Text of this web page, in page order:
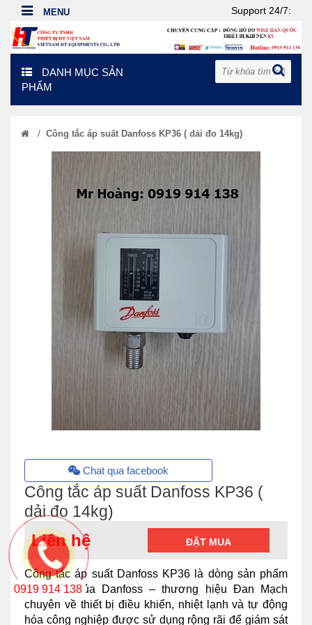
Support 24/7:
DANH MỤC SẢN
PHẨM
/ Công tắc áp suất Danfoss KP36 ( dải đo 14kg)
Chat qua facebook
Công tắc áp suất Danfoss KP36 (
dải đo 14kg)
Liên hệ ĐẶT MUA
Công tắc áp suất Danfoss KP36 là dòng sản phẩm
nổi tiếng của Danfoss – thương hiệu Đan Mạch
chuyên về thiết bị điều khiển, nhiệt lạnh và tự động
hóa công nghiệp được sử dụng rộng rãi để giám sát
0919 914 138